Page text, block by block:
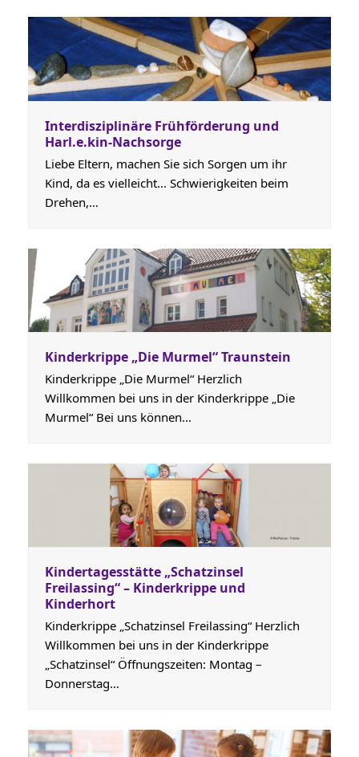
Interdisziplinäre Frühförderung und
Harl.e.kin-Nachsorge
Liebe Eltern, machen Sie sich Sorgen um ihr
Kind, da es vielleicht... Schwierigkeiten beim
Drehen,…
Kinderkrippe „Die Murmel“ Traunstein
Kinderkrippe „Die Murmel“ Herzlich
Willkommen bei uns in der Kinderkrippe „Die
Murmel“ Bei uns können…
Kindertagesstätte „Schatzinsel
Freilassing“ – Kinderkrippe und
Kinderhort
Kinderkrippe „Schatzinsel Freilassing“ Herzlich
Willkommen bei uns in der Kinderkrippe
„Schatzinsel“ Öffnungszeiten: Montag –
Donnerstag…